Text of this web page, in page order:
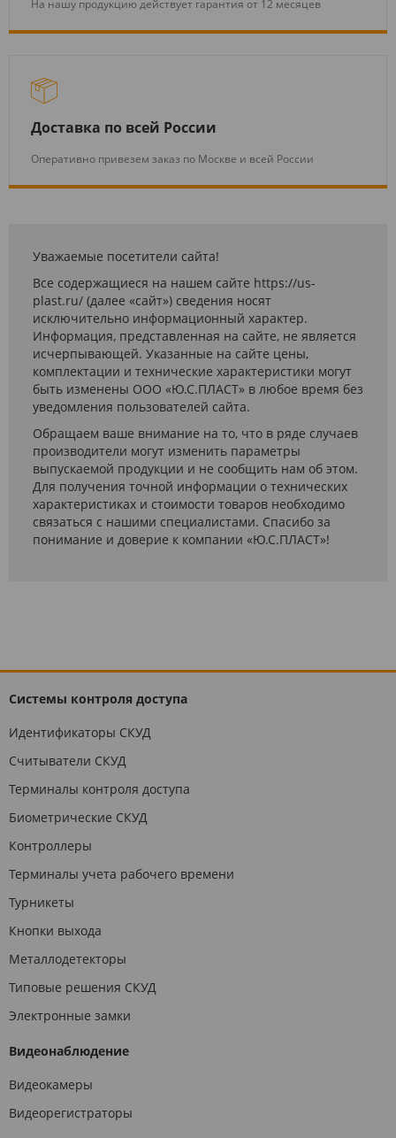
На нашу продукцию действует гарантия от 12 месяцев
Доставка по всей России
Оперативно привезем заказ по Москве и всей России
Уважаемые посетители сайта!
Все содержащиеся на нашем сайте https://us-
plast.ru/ (далее «сайт») сведения носят
исключительно информационный характер.
Информация, представленная на сайте, не является
исчерпывающей. Указанные на сайте цены,
комплектации и технические характеристики могут
быть изменены ООО «Ю.С.ПЛАСТ» в любое время без
уведомления пользователей сайта.
Обращаем ваше внимание на то, что в ряде случаев
производители могут изменить параметры
выпускаемой продукции и не сообщить нам об этом.
Для получения точной информации о технических
характеристиках и стоимости товаров необходимо
связаться с нашими специалистами. Спасибо за
понимание и доверие к компании «Ю.С.ПЛАСТ»!
Системы контроля доступа
Идентификаторы СКУД
Считыватели СКУД
Терминалы контроля доступа
Биометрические СКУД
Контроллеры
Терминалы учета рабочего времени
Турникеты
Кнопки выхода
Металлодетекторы
Типовые решения СКУД
Электронные замки
Видеонаблюдение
Видеокамеры
Видеорегистраторы